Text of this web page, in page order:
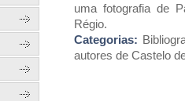
uma fotografia de
Régio.
Categorias:
autores de Castelo